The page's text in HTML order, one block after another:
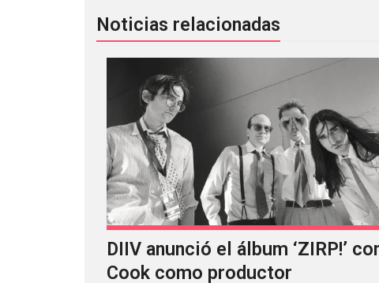
Noticias relacionadas
DIIV anunció el álbum ‘ZIRP!’
Cook como productor